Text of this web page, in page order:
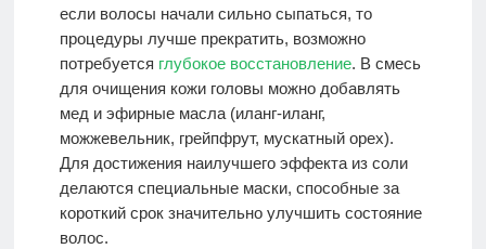
если волосы начали сильно сыпаться, то
процедуры лучше прекратить, возможно
потребуется глубокое восстановление. В смесь
для очищения кожи головы можно добавлять
мед и эфирные масла (иланг-иланг,
можжевельник, грейпфрут, мускатный орех).
Для достижения наилучшего эффекта из соли
делаются специальные маски, способные за
короткий срок значительно улучшить состояние
волос.